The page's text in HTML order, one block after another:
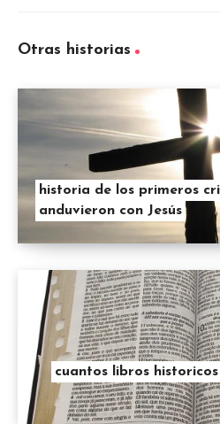
Otras historias
historia de los primeros
anduvieron con Jesús
cuantos libros